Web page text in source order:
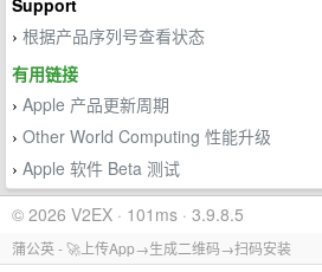
Support
› 根据产品序列号查看状态
有用链接
› Apple 产品更新周期
› Other World Computing 性能升级
› Apple 软件 Beta 测试
© 2026 V2EX · 101ms · 3.9.8.5
蒲公英 - 🚀上传App→生成二维码→扫码安装